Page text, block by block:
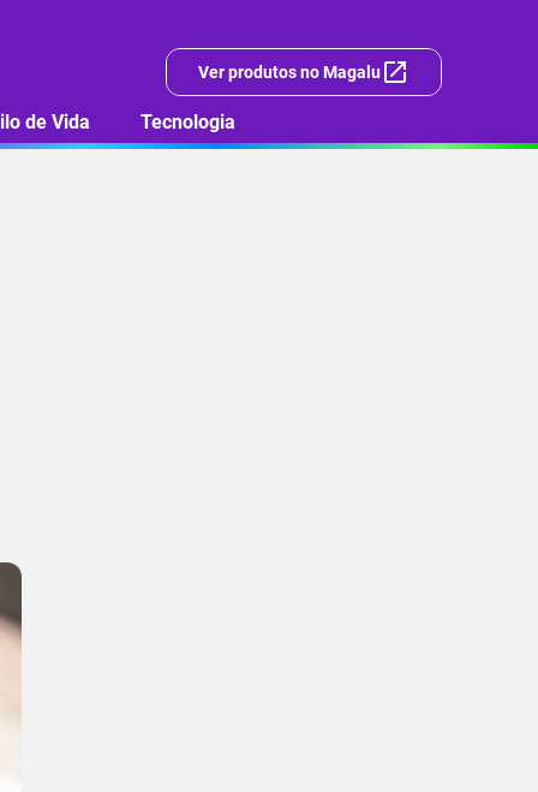
Ver produtos no Magalu
de Vida Tecnologia